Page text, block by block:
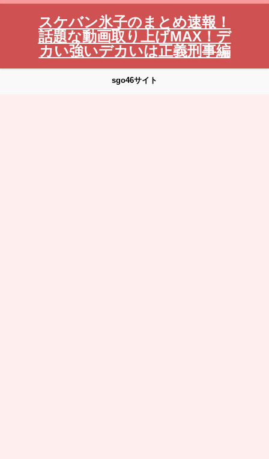
スケバン氷子のまとめ速報！
話題な動画取り上げMAX！デ
カい強いデカいは正義刑事編
sgo46サイト